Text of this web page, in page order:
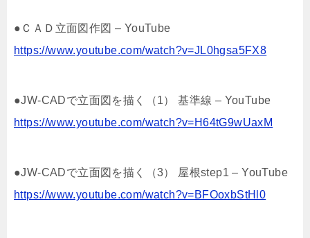
●ＣＡＤ立面図作図 – YouTube
https://www.youtube.com/watch?v=JL0hgsa5FX8
●JW-CADで立面図を描く（1） 基準線 – YouTube
https://www.youtube.com/watch?v=H64tG9wUaxM
●JW-CADで立面図を描く（3） 屋根step1 – YouTube
https://www.youtube.com/watch?v=BFOoxbStHl0